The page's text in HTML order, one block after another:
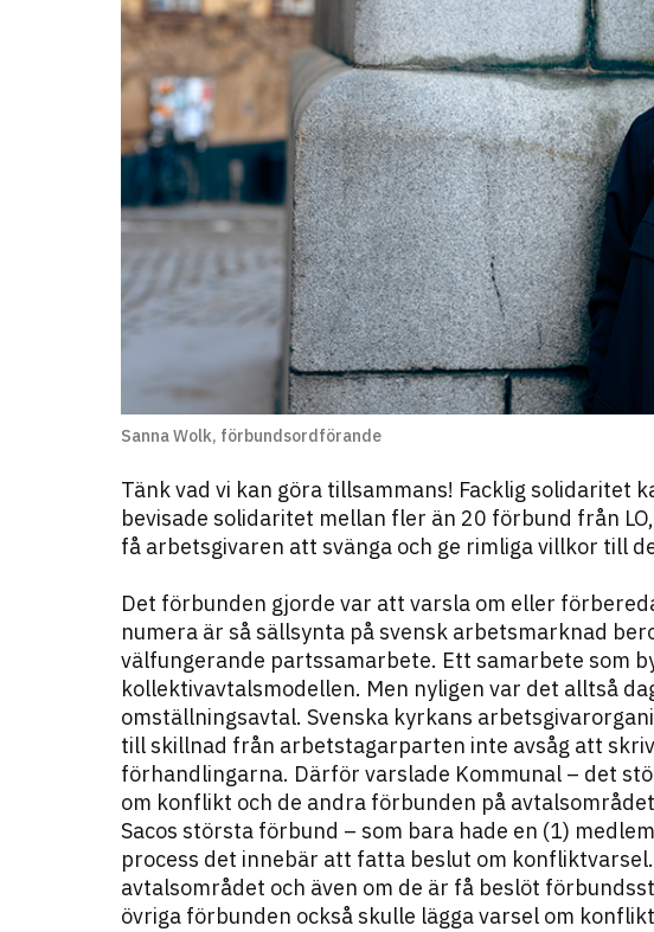
Sanna Wolk, förbundsordförande
Tänk vad vi kan göra tillsammans! Facklig solidaritet
bevisade solidaritet mellan fler än 20 förbund från
få arbetsgivaren att svänga och ge rimliga villkor till
Det förbunden gjorde var att varsla om eller
numera är så sällsynta på svensk arbetsmarknad
välfungerande partssamarbete. Ett samarbete som
kollektivavtalsmodellen. Men nyligen var det alltså
omställningsavtal. Svenska kyrkans
till skillnad från arbetstagarparten inte avsåg att
förhandlingarna. Därför varslade Kommunal – det
om konflikt och de andra förbunden på
Sacos största förbund – som bara hade en (1)
process det innebär att fatta beslut om
avtalsområdet och även om de är få beslöt
övriga förbunden också skulle lägga varsel om